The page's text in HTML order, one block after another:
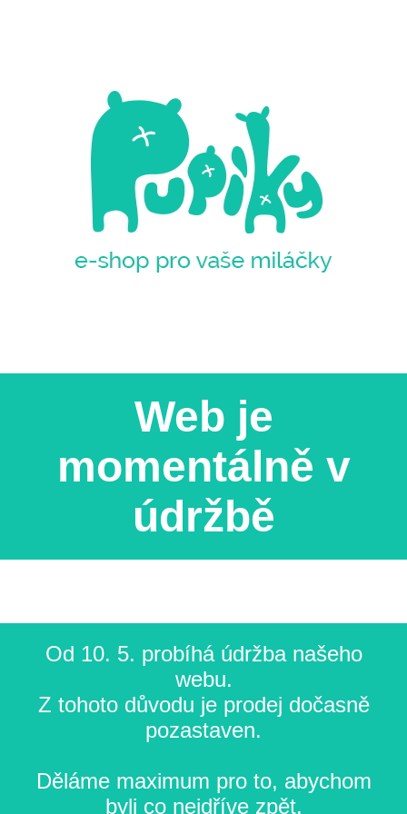
Web je
momentálně v
údržbě
Od 10. 5. probíhá údržba našeho
webu.
Z tohoto důvodu je prodej dočasně
pozastaven.
Děláme maximum pro to, abychom
byli co nejdříve zpět.